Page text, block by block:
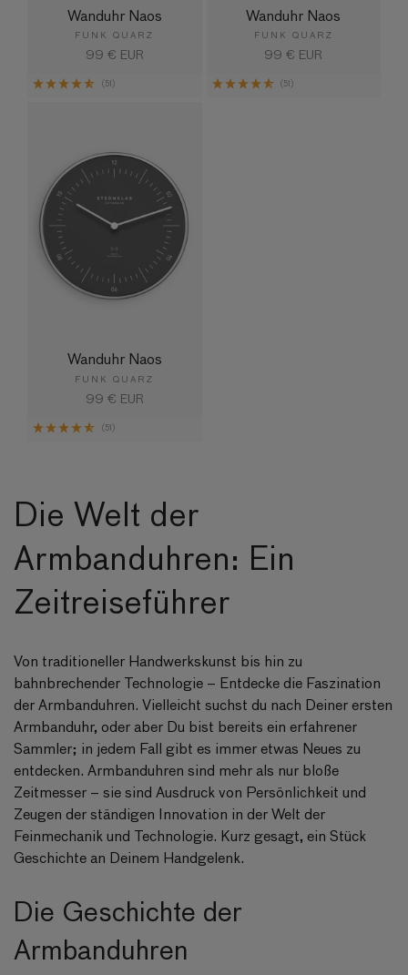
Wanduhr Naos
FUNK QUARZ
Normaler
99 € EUR
(51)
Wanduhr Naos
FUNK QUARZ
Normaler
99 € EUR
(51)
Wanduhr Naos
FUNK QUARZ
Normaler
99 € EUR
(51)
Die Welt der
Armbanduhren: Ein
Zeitreiseführer
Von traditioneller Handwerkskunst bis hin zu
bahnbrechender Technologie – Entdecke die Faszination
der Armbanduhren. Vielleicht suchst du nach Deiner ersten
Armbanduhr, oder aber Du bist bereits ein erfahrener
Sammler; in jedem Fall gibt es immer etwas Neues zu
entdecken. Armbanduhren sind mehr als nur bloße
Zeitmesser – sie sind Ausdruck von Persönlichkeit und
Zeugen der ständigen Innovation in der Welt der
Feinmechanik und Technologie. Kurz gesagt, ein Stück
Geschichte an Deinem Handgelenk.
Die Geschichte der
Armbanduhren